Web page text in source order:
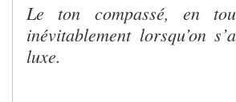
Le ton compassé, en
inévitablement lorsqu’on
luxe.